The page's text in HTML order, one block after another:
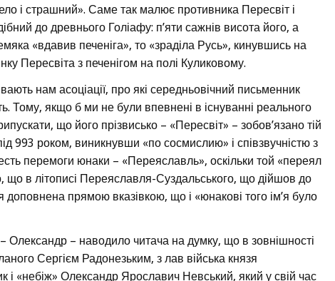
і страшний». Саме так малює противника Пересвіт і
до древнього Голіафу: п’яти сажнів висота його, а
«вдавив печеніга», то «зраділа Русь», кинувшись на
Пересвіта з печенігом на полі Куликовому.
нам асоціації, про які середньовічний письменник
Тому, якщо б ми не були впевнені в існуванні реального
що його прізвисько – «Пересвіт» – зобов’язано тій
993 роком, виникнувши «по сосмислию» і співзвучністю з
перемоги юнаки – «Переяславль», оскільки той «переял
що в літописі Переяславля-Суздальського, що дійшов до
доповнена прямою вказівкою, що і «юнакові того ім’я було
Олександр – наводило читача на думку, що в зовнішності
Сергієм Радонезьким, з лав війська князя
і «небіж» Олександр Ярославич Невський, який у свій час